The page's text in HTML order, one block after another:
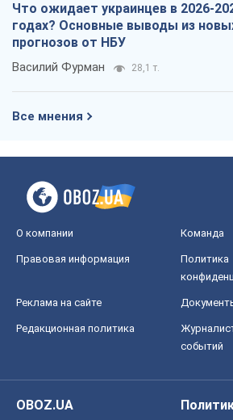
Что ожидает украинцев в 2026-
годах? Основные выводы из
прогнозов от НБУ
Василий Фурман 28,1 т.
Все мнения
О компании Команда
Правовая информация
Политика
Реклама на сайте
Редакционная политика
событий
OBOZ.UA